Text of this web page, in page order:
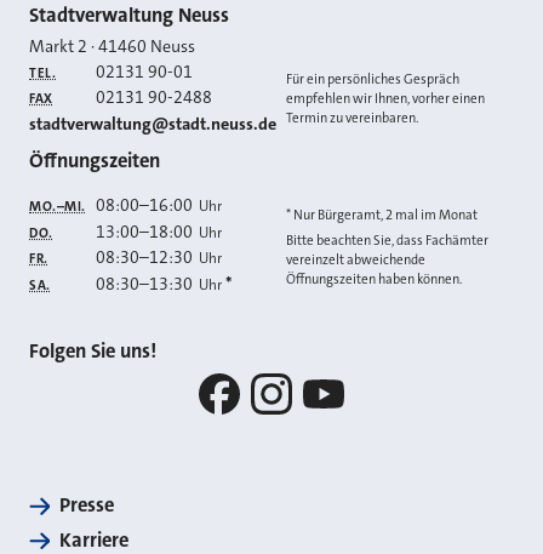
Kontakt
Stadtverwaltung Neuss
Markt 2 ·41460 Neuss
TEL. 02131 90-01
FAX 02131 90-2488
E-MAIL
stadtverwaltung@stadt.neuss.de
Für ein persönliches Gespräch
empfehlen wir Ihnen, vorher einen
Termin zu vereinbaren.
Öffnungszeiten
MO.–MI. 08:00–16:00 Uhr
DO. 13:00–18:00 Uhr
FR. 08:30–12:30 Uhr
SA. 08:30–13:30 Uhr *
* Nur Bürgeramt, 2 mal im Monat
Bitte beachten Sie, dass Fachämter
vereinzelt abweichende
Öffnungszeiten haben können.
Folgen Sie uns!
Presse
Karriere